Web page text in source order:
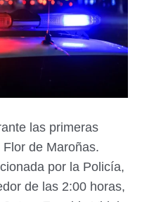
las primeras
de Maroñas.
por la Policía,
de las 2:00 horas,